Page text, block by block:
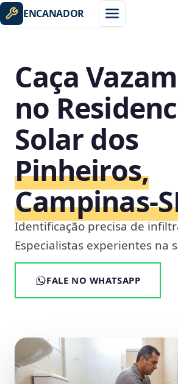
ENCANADOR
Caça
no
Solar dos
Pinheiros,
Identificação precisa de
Especialistas experientes na
FALE NO WHATSAPP